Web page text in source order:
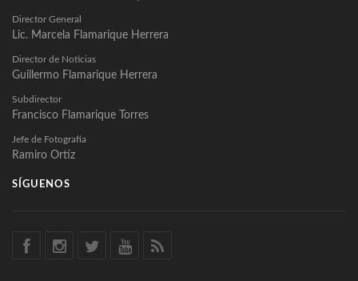
Director General
Lic. Marcela Flamarique Herrera
Director de Noticias
Guillermo Flamarique Herrera
Subdirector
Francisco Flamarique Torres
Jefe de Fotografía
Ramiro Ortíz
SÍGUENOS